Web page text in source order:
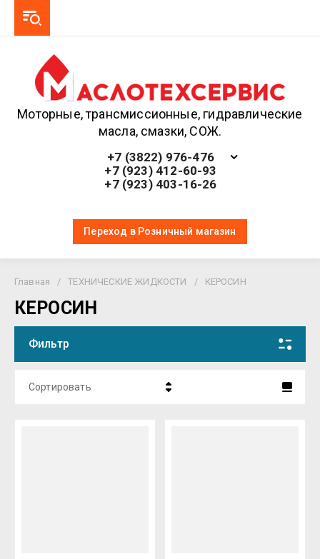
Моторные, трансмиссионные, гидравлические
масла, смазки, СОЖ.
+7 (3822) 976-476
+7 (923) 412-60-93
+7 (923) 403-16-26
Переход в Розничный магазин
Главная / ТЕХНИЧЕСКИЕ ЖИДКОСТИ / КЕРОСИН
КЕРОСИН
Фильтр
Сортировать